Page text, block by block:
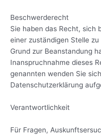
Beschwerderecht
Sie haben das Recht, sich
einer zuständigen Stelle
Grund zur Beanstandung
Inanspruchnahme dieses
genannten wenden Sie
Datenschutzerklärung
Verantwortlichkeit
Für Fragen,